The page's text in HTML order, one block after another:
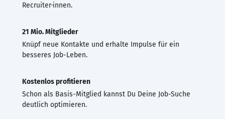
Recruiter·innen.
21 Mio. Mitglieder
Knüpf neue Kontakte und erhalte Impulse für ein
besseres Job-Leben.
Kostenlos profitieren
Schon als Basis-Mitglied kannst Du Deine Job-Suche
deutlich optimieren.